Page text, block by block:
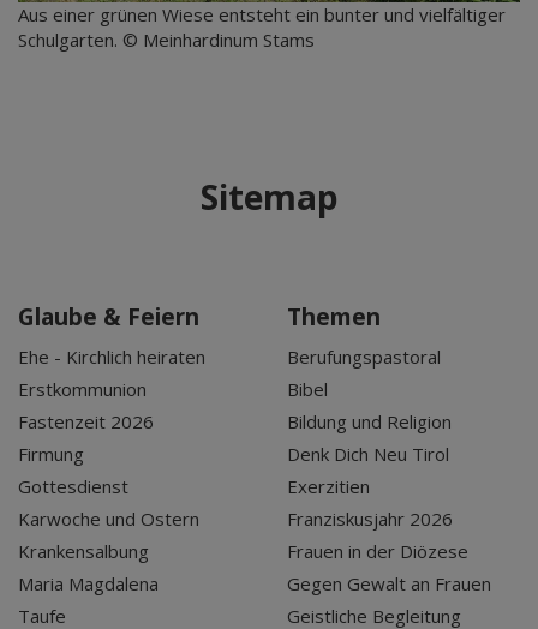
Aus einer grünen Wiese entsteht ein bunter und vielfältiger
Schulgarten. © Meinhardinum Stams
Sitemap
Glaube & Feiern
Ehe - Kirchlich heiraten
Erstkommunion
Fastenzeit 2026
Firmung
Gottesdienst
Karwoche und Ostern
Krankensalbung
Maria Magdalena
Taufe
Themen
Berufungspastoral
Bibel
Bildung und Religion
Denk Dich Neu Tirol
Exerzitien
Franziskusjahr 2026
Frauen in der Diözese
Gegen Gewalt an Frauen
Geistliche Begleitung